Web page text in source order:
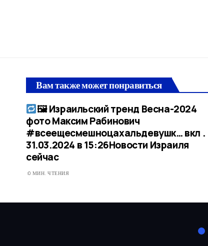
Вам также может понравиться
🖼 Израильский тренд Весна-2024
фото Максим Рабинович
#всеещесмешноцахальдевушк… вкл .
31.03.2024 в 15:26​Новости Израиля
сейчас
0 МИН. ЧТЕНИЯ